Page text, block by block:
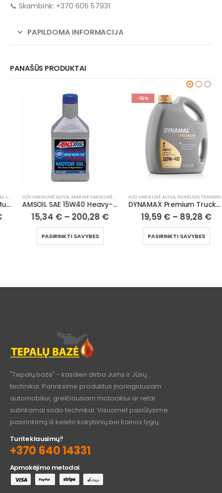
📞 Skambink: +370 606 57931
PAPILDOMA INFORMACIJA
PANAŠŪS PRODUKTAI
,MOTO TIRŠTI TEPALAI,MOTOCIKLAI, ATV/UTV,SUNKUSIS TRANSPORTAS
H/D VARIKLINĖ ALYVA,MARINE VARIKLINĖ ALYVA , SUNKUSIS TRANSPORTAS,VANDENS
AMSOIL SAE 15W40 Heavy-Duty Diesel and Marine Oil
15,34€–200,28€
PASIRINKTI SAVYBES
H/D VARIKLINĖ ALYVA,SUNKUSIS TRANSPORTAS
DYNAMAX Premium Truckman Plus FE 10W40
19,59€–89,28€
PASIRINKTI SAVYBES
"Tepalų bazė" - kasdien dirba Jums ir Jūsų
technikai. Parinksime produktus įnoringiausiam
automobiliui, greičiausiam motociklui ar retai
sutinkamai sodo technikai. Visuomet pasiūlysime
pasirinkimą iš keleto kokybinių bei kainos lygių.
Turite klausimų?
+370 640 14331
Apmokėjimo metodai